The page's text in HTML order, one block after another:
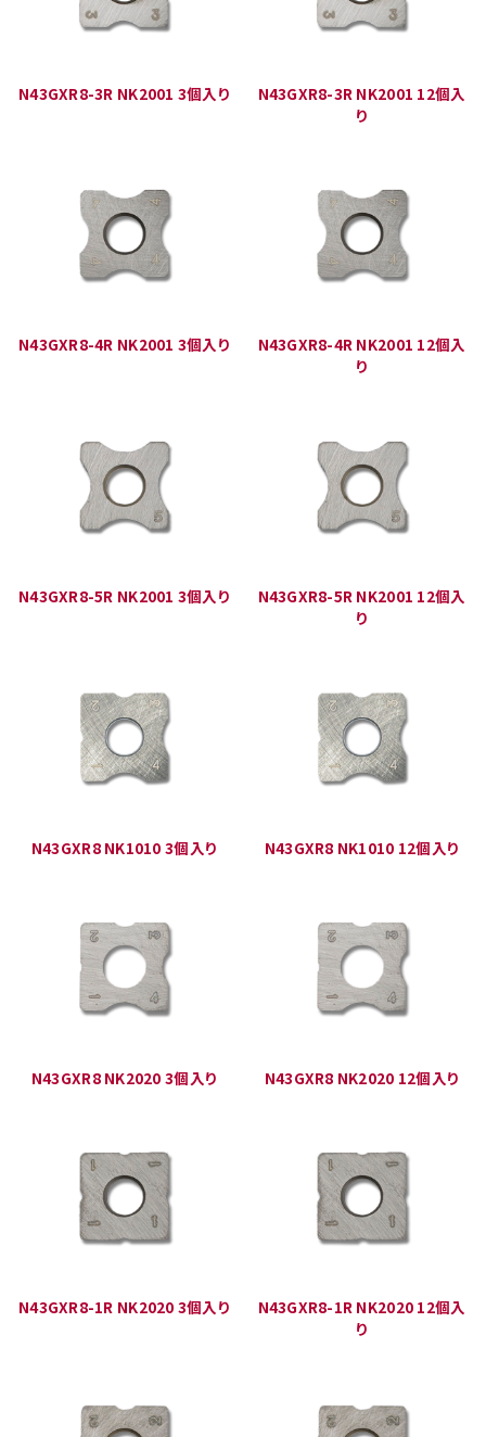
N43GXR8-3R NK2001 3個入り
N43GXR8-3R NK2001 12個入
り
N43GXR8-4R NK2001 3個入り
N43GXR8-4R NK2001 12個入
り
N43GXR8-5R NK2001 3個入り
N43GXR8-5R NK2001 12個入
り
N43GXR8 NK1010 3個入り N43GXR8 NK1010 12個入り
N43GXR8 NK2020 3個入り N43GXR8 NK2020 12個入り
N43GXR8-1R NK2020 3個入り
N43GXR8-1R NK2020 12個入
り